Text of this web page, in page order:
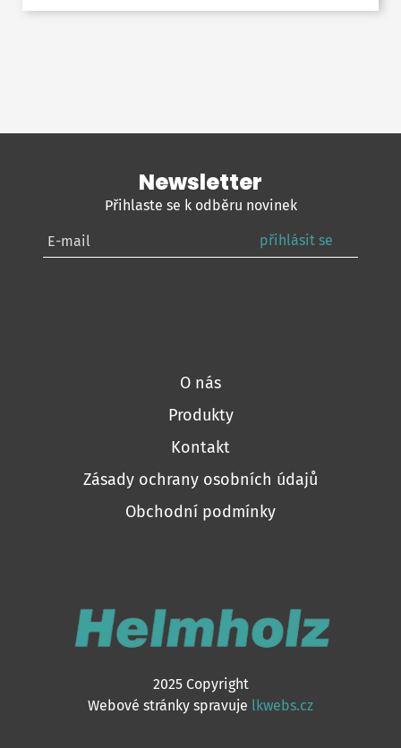
Newsletter
Přihlaste se k odběru novinek
přihlásit se
O nás
Produkty
Kontakt
Zásady ochrany osobních údajů
Obchodní podmínky
2025 Copyright
Webové stránky spravuje lkwebs.cz